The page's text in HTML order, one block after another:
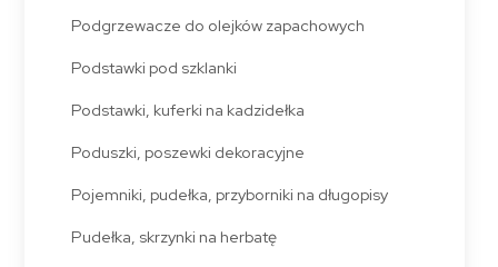
Podgrzewacze do olejków zapachowych
Podstawki pod szklanki
Podstawki, kuferki na kadzidełka
Poduszki, poszewki dekoracyjne
Pojemniki, pudełka, przyborniki na długopisy
Pudełka, skrzynki na herbatę